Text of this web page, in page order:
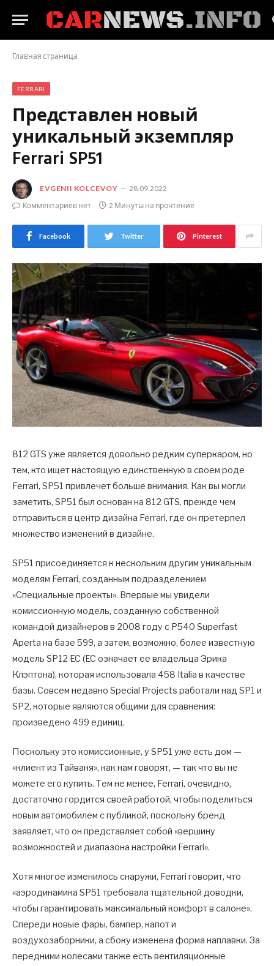
Главная страница
FERRARI
Представлен новый
уникальный экземпляр
Ferrari SP51
EVGENII KOLCEVOY
28.09.2022
Комментариев нет
2 Минуты на прочтение
Facebook Twitter Pinterest
812 GTS уже является довольно редким суперкаром, но
тем, кто ищет настоящую единственную в своем роде
Ferrari, SP51 привлечет больше внимания. Как вы могли
заметить, SP51 был основан на 812 GTS, прежде чем
отправиться в центр дизайна Ferrari, где он претерпел
множество изменений в дизайне.
SP51 присоединяется к нескольким другим уникальным
моделям Ferrari, созданным подразделением
«Специальные проекты». Впервые мы увидели
комиссионную модель, созданную собственной
командой дизайнеров в 2008 году с P540 Superfast
Aperta на базе 599, а затем, возможно, более известную
модель SP12 EC (EC означает ее владельца Эрика
Клэптона), которая использовала 458 Italia в качестве
базы. Совсем недавно Special Projects работали над SP1 и
SP2, которые являются общими для сравнения:
произведено 499 единиц.
Поскольку это комиссионные, у SP51 уже есть дом —
«клиент из Тайваня», как нам говорят, — так что вы не
можете его купить. Тем не менее, Ferrari, очевидно,
достаточно гордится своей работой, чтобы поделиться
новым автомобилем с публикой, поскольку бренд
заявляет, что он представляет собой «вершину
возможностей и диапазона настройки Ferrari».
Хотя многое изменилось снаружи, Ferrari говорит, что
«аэродинамика SP51 требовала тщательной доводки,
чтобы гарантировать максимальный комфорт в салоне».
Спереди новые фары, бампер, капот и
воздухозаборники, а сбоку изменена форма наплавки. За
передними колесами также есть вентиляционные